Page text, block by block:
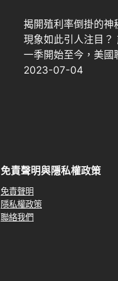
揭開殖利率倒掛的神
現象如此引人注目
一季開始至今，美
2023-07-04
免責聲明與隱私權政策
免責聲明
隱私權政策
聯絡我們